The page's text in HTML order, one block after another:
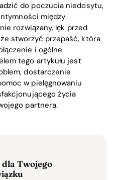
do poczucia niedosytu,
między
rozwiązany, lęk przed
stworzyć przepaść, która
i ogólne
tego artykułu jest
dostarczenie
w pielęgnowaniu
życia
partnera.
Twojego